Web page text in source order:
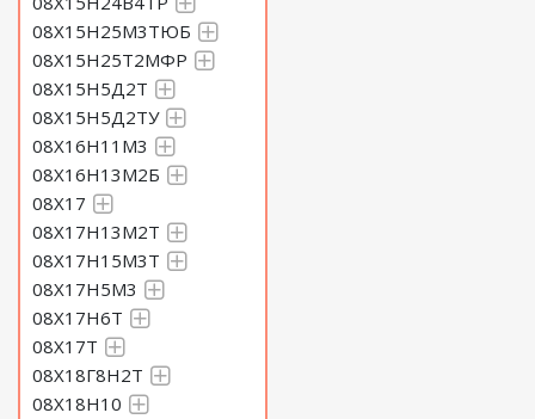
08Х15Н25М3ТЮБ
08Х15Н25Т2МФР
08Х15Н5Д2Т
08Х15Н5Д2ТУ
08Х16Н11М3
08Х16Н13М2Б
08Х17
08Х17Н13М2Т
08Х17Н15М3Т
08Х17Н5М3
08Х17Н6Т
08Х17Т
08Х18Г8Н2Т
08Х18Н10